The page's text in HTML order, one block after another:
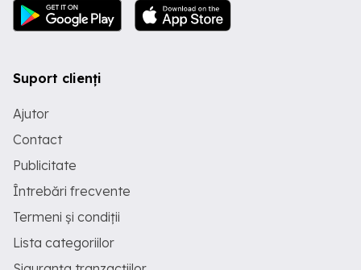
Suport clienți
Ajutor
Contact
Publicitate
Întrebări frecvente
Termeni și condiții
Lista categoriilor